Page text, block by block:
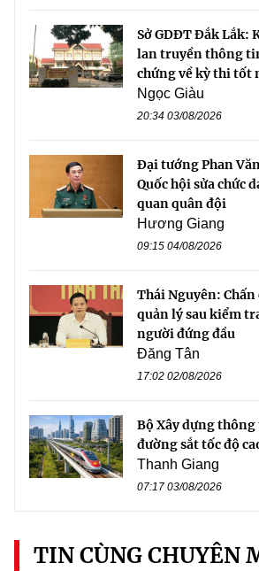
Sở GDĐT Đắk Lắk:
lan truyền thông
chứng về kỳ thi tốt
Ngọc Giàu
20:34 03/08/2026
Đại tướng Phan
Quốc hội sửa chức
quan quân đội
Hương Giang
09:15 04/08/2026
Thái Nguyên:
quản lý sau kiểm
người đứng đầu
Đăng Tân
17:02 02/08/2026
Bộ Xây dựng
đường sắt tốc độ
Thanh Giang
07:17 03/08/2026
TIN CÙNG CHUYÊN